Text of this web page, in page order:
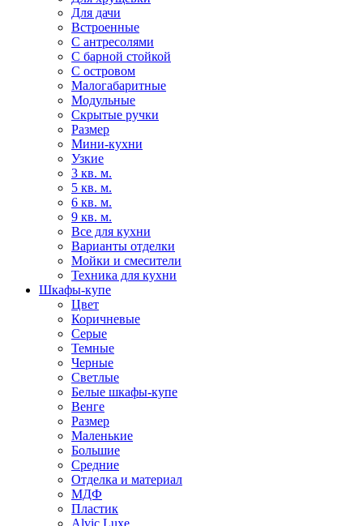
Для дачи
Встроенные
С антресолями
С барной стойкой
С островом
Малогабаритные
Модульные
Скрытые ручки
Размер
Мини-кухни
Узкие
3 кв. м.
5 кв. м.
6 кв. м.
9 кв. м.
Все для кухни
Варианты отделки
Мойки и смесители
Техника для кухни
Шкафы-купе
Цвет
Коричневые
Серые
Темные
Черные
Светлые
Белые шкафы-купе
Венге
Размер
Маленькие
Большие
Средние
Отделка и материал
МДФ
Пластик
Alvic Luxe